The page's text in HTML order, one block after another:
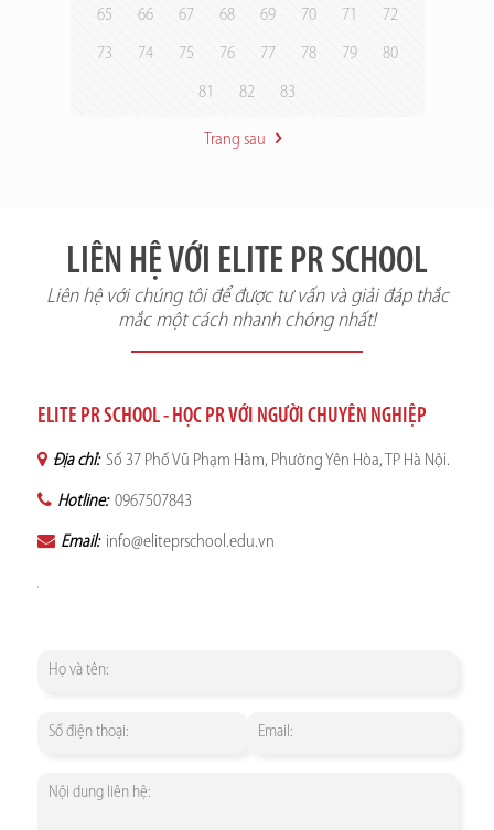
65 66 67 68 69 70 71 72
73 74 75 76 77 78 79 80
81 82 83
Trang sau
LIÊN HỆ VỚI ELITE PR SCHOOL
Liên hệ với chúng tôi để được tư vấn và giải đáp thắc
mắc một cách nhanh chóng nhất!
ELITE PR SCHOOL - HỌC PR VỚI NGƯỜI CHUYÊN NGHIỆP
Địa chỉ: Số 37 Phố Vũ Phạm Hàm, Phường Yên Hòa, TP Hà Nội.
Hotline: 0967507843
Email: info@eliteprschool.edu.vn